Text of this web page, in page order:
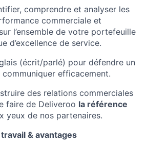
comprendre et analyser les
commerciale et
l’ensemble de votre portefeuille
d’excellence de service.
(écrit/parlé) pour défendre un
efficacement.
des relations commerciales
faire de Deliveroo la référence
yeux de nos partenaires.
& avantages